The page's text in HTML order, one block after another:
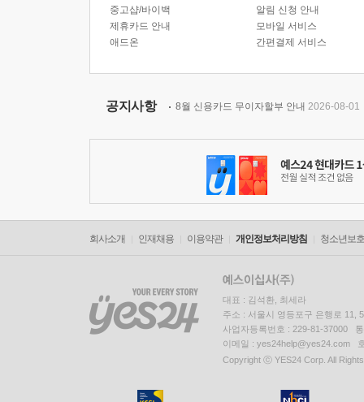
중고샵/바이백
제휴카드 안내
애드온
알림 신청 안내
모바일 서비스
간편결제 서비스
공지사항 8월 신용카드 무이자할부 안내 2026-08-01
회사소개 인재채용 이용약관 개인정보처리방침 청소년보
대표 : 김석환, 최세라
주소 : 서울시 영등포구 은행로 11,
사업자등록번호 : 229-81-37000
이메일 : yes24help@yes24.com
Copyright ⓒ YES24 Corp. All